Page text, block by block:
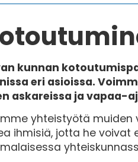
kunnan
eri asioissa.
askareissa ja vapaa-
yhteistyötä muiden
ihmisiä, jotta he